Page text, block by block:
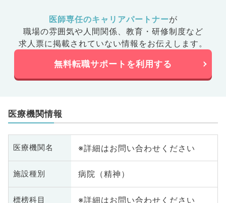
医師専任のキャリアパートナーが
職場の雰囲気や人間関係、 教育・研修制度など
求人票に掲載されていない情報をお伝えします。
無料転職サポートを利用する
医療機関情報
医療機関名 ※詳細はお問い合わせください
施設種別 病院（精神）
標榜科目 ※詳細はお問い合わせください